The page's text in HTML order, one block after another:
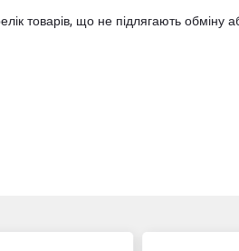
товарів, що не підлягають обміну